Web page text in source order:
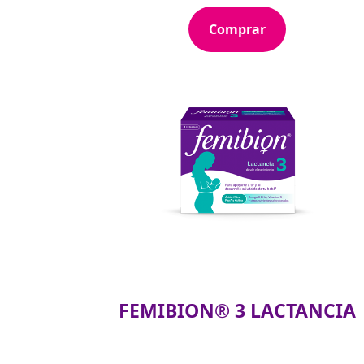
Comprar
FEMIBION® 3 LACTANCIA